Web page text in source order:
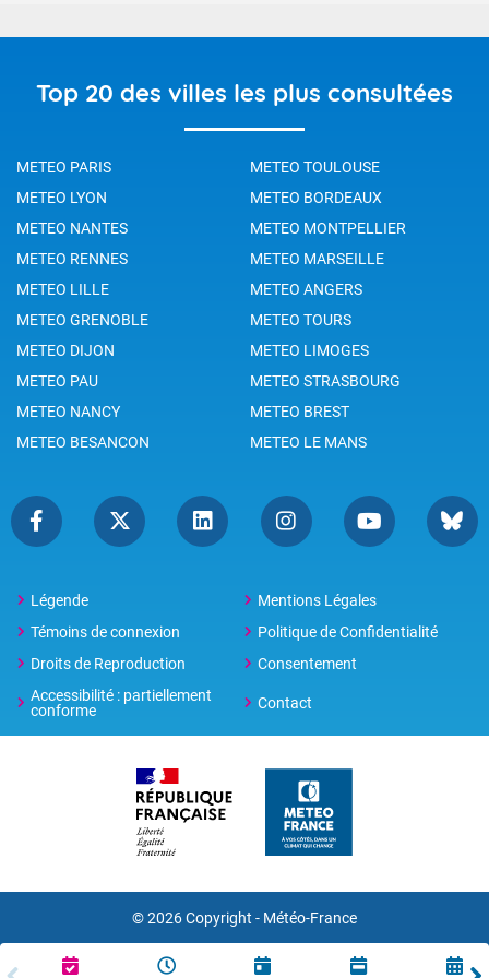
Top 20 des villes les plus consultées
METEO PARIS
METEO TOULOUSE
METEO LYON
METEO BORDEAUX
METEO NANTES
METEO MONTPELLIER
METEO RENNES
METEO MARSEILLE
METEO LILLE
METEO ANGERS
METEO GRENOBLE
METEO TOURS
METEO DIJON
METEO LIMOGES
METEO PAU
METEO STRASBOURG
METEO NANCY
METEO BREST
METEO BESANCON
METEO LE MANS
Légende
Mentions Légales
Témoins de connexion
Politique de Confidentialité
Droits de Reproduction
Consentement
Accessibilité : partiellement
conforme
Contact
© 2026 Copyright - Météo-France